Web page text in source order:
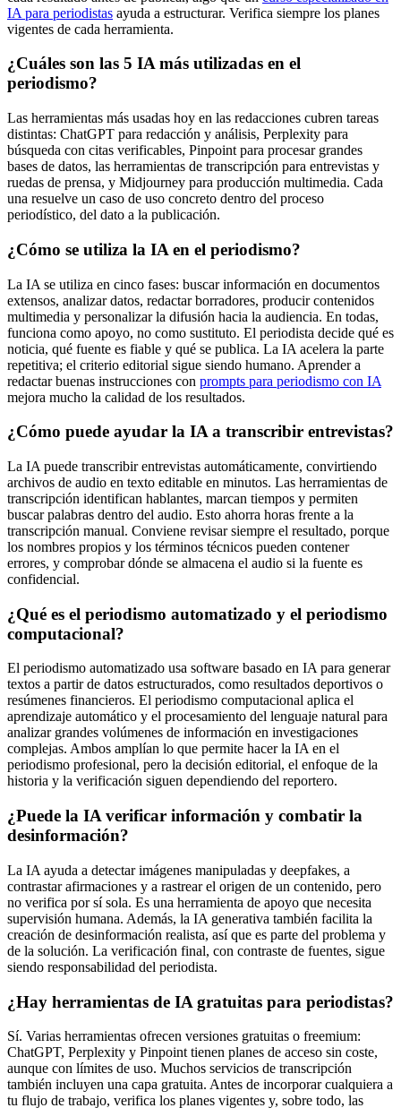
IA para periodistas ayuda a estructurar. Verifica siempre los planes
vigentes de cada herramienta.
¿Cuáles son las 5 IA más utilizadas en el
periodismo?
Las herramientas más usadas hoy en las redacciones cubren tareas
distintas: ChatGPT para redacción y análisis, Perplexity para
búsqueda con citas verificables, Pinpoint para procesar grandes
bases de datos, las herramientas de transcripción para entrevistas y
ruedas de prensa, y Midjourney para producción multimedia. Cada
una resuelve un caso de uso concreto dentro del proceso
periodístico, del dato a la publicación.
¿Cómo se utiliza la IA en el periodismo?
La IA se utiliza en cinco fases: buscar información en documentos
extensos, analizar datos, redactar borradores, producir contenidos
multimedia y personalizar la difusión hacia la audiencia. En todas,
funciona como apoyo, no como sustituto. El periodista decide qué es
noticia, qué fuente es fiable y qué se publica. La IA acelera la parte
repetitiva; el criterio editorial sigue siendo humano. Aprender a
redactar buenas instrucciones con prompts para periodismo con IA
mejora mucho la calidad de los resultados.
¿Cómo puede ayudar la IA a transcribir entrevistas?
La IA puede transcribir entrevistas automáticamente, convirtiendo
archivos de audio en texto editable en minutos. Las herramientas de
transcripción identifican hablantes, marcan tiempos y permiten
buscar palabras dentro del audio. Esto ahorra horas frente a la
transcripción manual. Conviene revisar siempre el resultado, porque
los nombres propios y los términos técnicos pueden contener
errores, y comprobar dónde se almacena el audio si la fuente es
confidencial.
¿Qué es el periodismo automatizado y el periodismo
computacional?
El periodismo automatizado usa software basado en IA para generar
textos a partir de datos estructurados, como resultados deportivos o
resúmenes financieros. El periodismo computacional aplica el
aprendizaje automático y el procesamiento del lenguaje natural para
analizar grandes volúmenes de información en investigaciones
complejas. Ambos amplían lo que permite hacer la IA en el
periodismo profesional, pero la decisión editorial, el enfoque de la
historia y la verificación siguen dependiendo del reportero.
¿Puede la IA verificar información y combatir la
desinformación?
La IA ayuda a detectar imágenes manipuladas y deepfakes, a
contrastar afirmaciones y a rastrear el origen de un contenido, pero
no verifica por sí sola. Es una herramienta de apoyo que necesita
supervisión humana. Además, la IA generativa también facilita la
creación de desinformación realista, así que es parte del problema y
de la solución. La verificación final, con contraste de fuentes, sigue
siendo responsabilidad del periodista.
¿Hay herramientas de IA gratuitas para periodistas?
Sí. Varias herramientas ofrecen versiones gratuitas o freemium:
ChatGPT, Perplexity y Pinpoint tienen planes de acceso sin coste,
aunque con límites de uso. Muchos servicios de transcripción
también incluyen una capa gratuita. Antes de incorporar cualquiera a
tu flujo de trabajo, verifica los planes vigentes y, sobre todo, las